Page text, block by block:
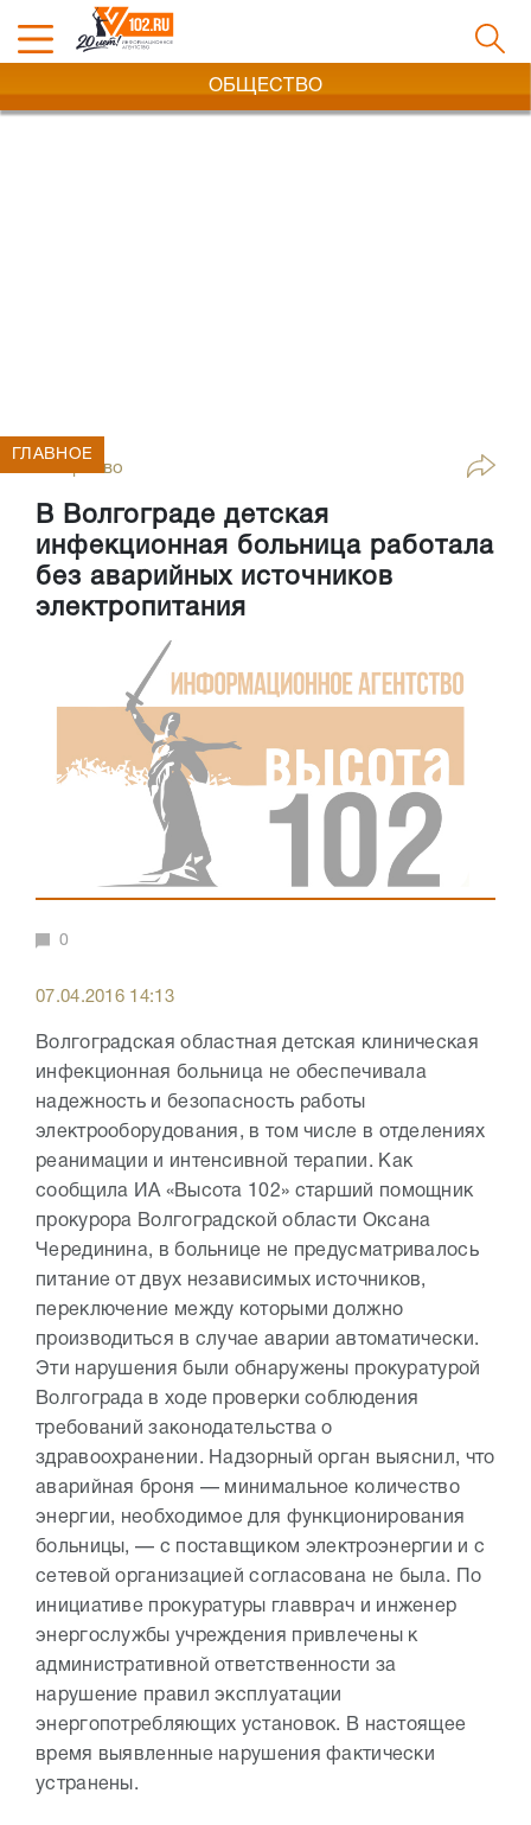
ОБЩЕСТВО
Общество
В Волгограде детская
инфекционная больница работала
без аварийных источников
электропитания
ГЛАВНОЕ
0
07.04.2016 14:13
Волгоградская областная детская клиническая
инфекционная больница не обеспечивала
надежность и безопасность работы
электрооборудования, в том числе в отделениях
реанимации и интенсивной терапии. Как
сообщила ИА «Высота 102» старший помощник
прокурора Волгоградской области Оксана
Черединина, в больнице не предусматривалось
питание от двух независимых источников,
переключение между которыми должно
производиться в случае аварии автоматически.
Эти нарушения были обнаружены прокуратурой
Волгограда в ходе проверки соблюдения
требований законодательства о
здравоохранении. Надзорный орган выяснил, что
аварийная броня — минимальное количество
энергии, необходимое для функционирования
больницы, — с поставщиком электроэнергии и с
сетевой организацией согласована не была. По
инициативе прокуратуры главврач и инженер
энергослужбы учреждения привлечены к
административной ответственности за
нарушение правил эксплуатации
энергопотребляющих установок. В настоящее
время выявленные нарушения фактически
устранены.